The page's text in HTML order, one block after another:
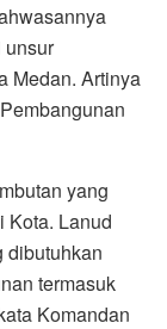
unsur
Medan. Artinya
yang
Kota. Lanud
dibutuhkan
termasuk
Komandan